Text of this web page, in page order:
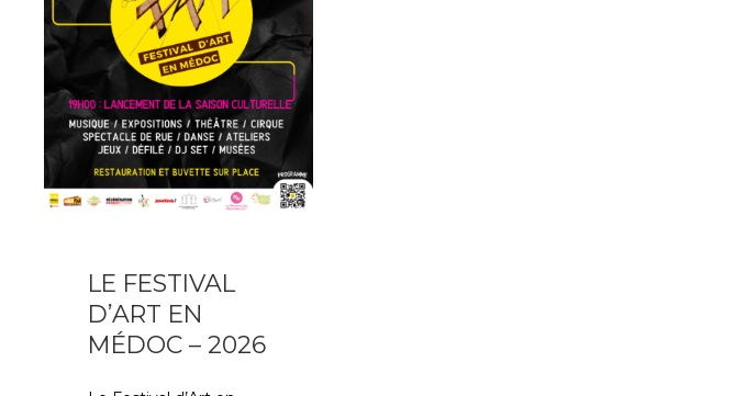
LE FESTIVAL
D’ART EN
MÉDOC – 2026